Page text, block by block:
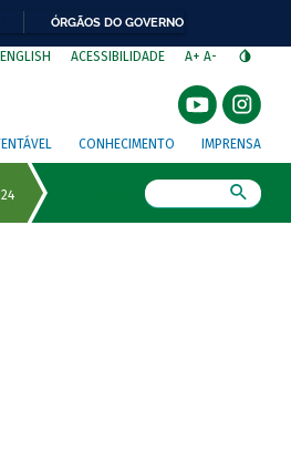
ÓRGÃOS DO GOVERNO
ENGLISH ACESSIBILIDADE A+ A-
CONHECIMENTO IMPRENSA